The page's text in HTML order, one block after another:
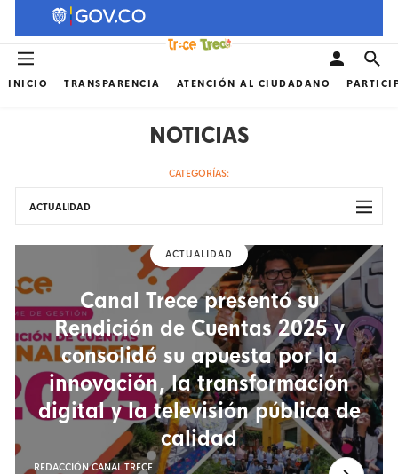
INICIO TRANSPARENCIA ATENCIÓN AL CIUDADANO
NOTICIAS
CATEGORÍAS:
ACTUALIDAD
ACTUALIDAD
Canal Trece presentó su
Rendición de Cuentas 2025 y
consolidó su apuesta por la
innovación, la transformación
digital y la televisión pública de
calidad
REDACCIÓN CANAL TRECE